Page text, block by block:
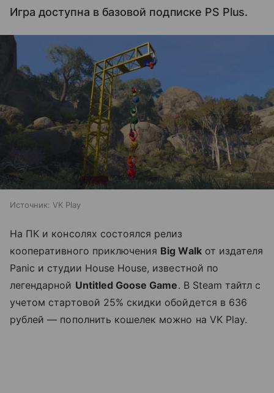
Игра доступна в базовой подписке PS Plus.
Источник: VK Play
На ПК и консолях состоялся релиз
кооперативного приключения Big Walkот издателя
Panic и студии House House, известной по
легендарной Untitled Goose Game. В Steam тайтл с
учетом стартовой 25% скидки обойдется в 636
рублей — пополнить кошелек можно на VK Play.